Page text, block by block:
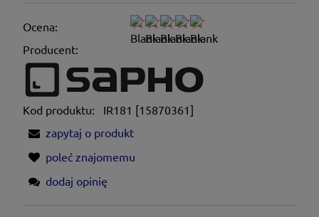
Ocena:
Producent:
Kod produktu:
IR181 [15870361]
zapytaj o produkt
poleć znajomemu
dodaj opinię